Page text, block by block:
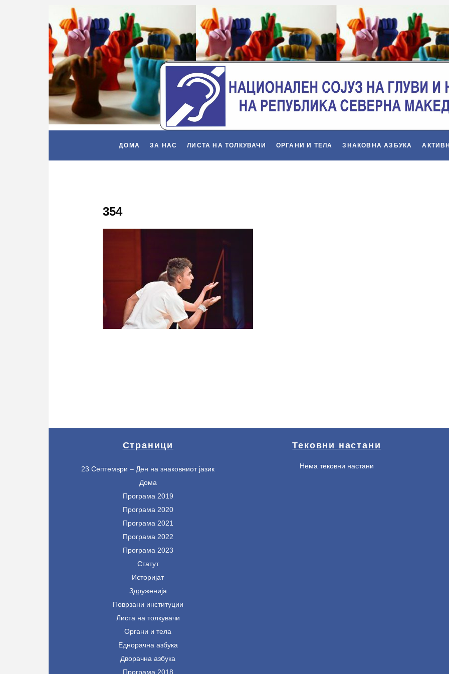
ДОМА ЗА НАС ЛИСТА НА ТОЛКУВАЧИ ОРГАНИ И ТЕЛА ЗНАКОВНА АЗБУКА
354
Страници
23 Септември – Ден на знаковниот јазик
Дома
Програма 2019
Програма 2020
Програма 2021
Програма 2022
Програма 2023
Статут
Историјат
Здруженија
Поврзани институции
Листа на толкувачи
Органи и тела
Еднорачна азбука
Дворачна азбука
Програма 2018
Тековни настани
Нема тековни настани